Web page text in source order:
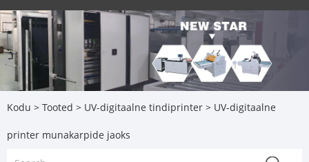
Kodu > Tooted > UV-digitaalne tindiprinter > UV-digitaalne
printer munakarpide jaoks